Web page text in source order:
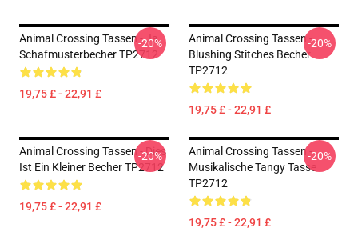
Animal Crossing Tassen - Ja.
Schafmusterbecher TP2712
19,75 £ - 22,91 £
-20%
Animal Crossing Tassen -
Blushing Stitches Becher
TP2712
19,75 £ - 22,91 £
-20%
Animal Crossing Tassen - Dies
Ist Ein Kleiner Becher TP2712
19,75 £ - 22,91 £
-20%
Animal Crossing Tassen -
Musikalische Tangy Tasse
TP2712
19,75 £ - 22,91 £
-20%